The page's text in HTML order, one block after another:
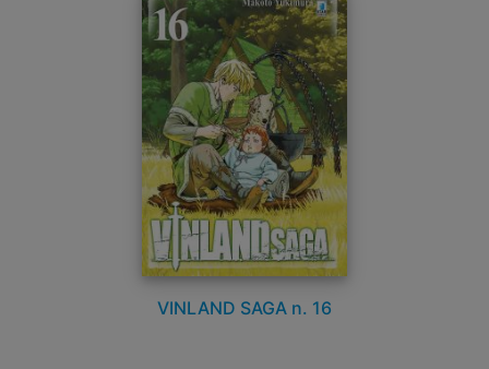
VINLAND SAGA n. 16